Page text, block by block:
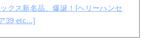
ックス新名品、爆誕！[ヘリーハンセ
39 etc...]